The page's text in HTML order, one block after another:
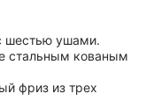
шестью ушами.
стальным кованым
фриз из трех